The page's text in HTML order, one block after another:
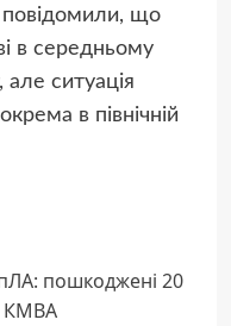
що
в середньому
ситуація
в північній
пошкоджені 20
КМВА